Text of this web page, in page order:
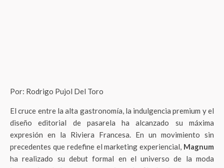
Por: Rodrigo Pujol Del Toro
El cruce entre la alta gastronomía, la indulgencia premium y el
diseño editorial de pasarela ha alcanzado su máxima
expresión en la Riviera Francesa. En un movimiento sin
precedentes que redefine el marketing experiencial, Magnum
ha realizado su debut formal en el universo de la moda